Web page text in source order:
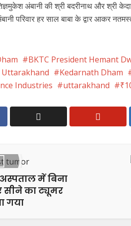
अंबानी की श्री बदरीनाथ और श्री
परिवार हर साल बाबा के द्वार आकर
BKTC President Hemant
Kedarnath Dham
Industries uttarakhand
में बिना
सीने का ट्यूमर
गया